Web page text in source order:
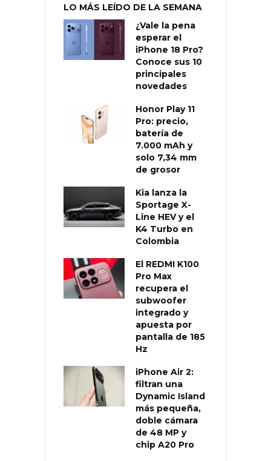
LO MÁS LEÍDO DE LA SEMANA
¿Vale la pena
esperar el
iPhone 18 Pro?
Conoce sus 10
principales
novedades
Honor Play 11
Pro: precio,
batería de
7.000 mAh y
solo 7,34 mm
de grosor
Kia lanza la
Sportage X-
Line HEV y el
K4 Turbo en
Colombia
El REDMI K100
Pro Max
recupera el
subwoofer
integrado y
apuesta por
pantalla de 185
Hz
iPhone Air 2:
filtran una
Dynamic Island
más pequeña,
doble cámara
de 48 MP y
chip A20 Pro